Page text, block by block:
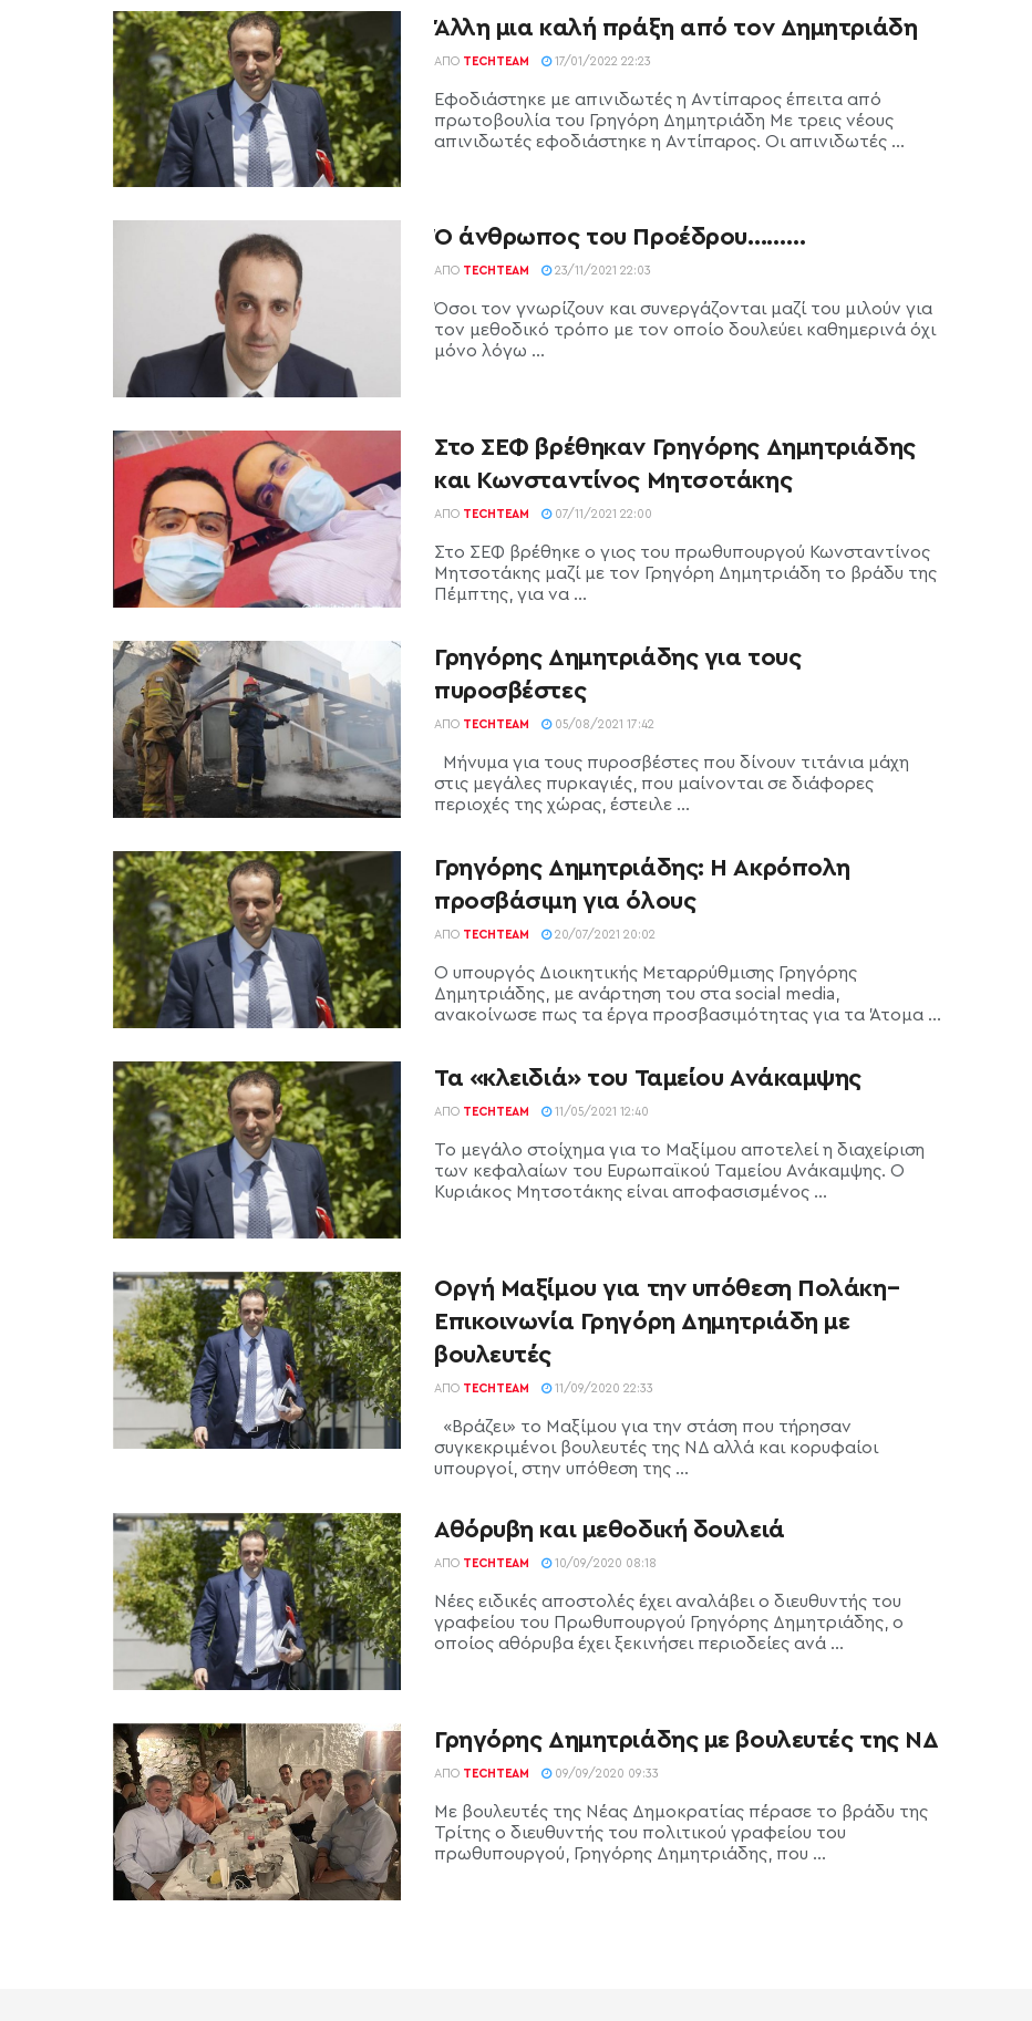
Άλλη μια καλή πράξη από τον Δημητριάδη
ΑΠΌ TECHTEAM 17/01/2022 22:23
Εφοδιάστηκε με απινιδωτές η Αντίπαρος έπειτα από
πρωτοβουλία του Γρηγόρη Δημητριάδη Με τρεις νέους
απινιδωτές εφοδιάστηκε η Αντίπαρος. Οι απινιδωτές ...
Ό άνθρωπος του Προέδρου………
ΑΠΌ TECHTEAM 23/11/2021 22:03
Όσοι τον γνωρίζουν και συνεργάζονται μαζί του μιλούν για
τον μεθοδικό τρόπο με τον οποίο δουλεύει καθημερινά όχι
μόνο λόγω ...
Στο ΣΕΦ βρέθηκαν Γρηγόρης Δημητριάδης
και Κωνσταντίνος Μητσοτάκης
ΑΠΌ TECHTEAM 07/11/2021 22:00
Στο ΣΕΦ βρέθηκε ο γιος του πρωθυπουργού Κωνσταντίνος
Μητσοτάκης μαζί με τον Γρηγόρη Δημητριάδη το βράδυ της
Πέμπτης, για να ...
Γρηγόρης Δημητριάδης για τους
πυροσβέστες
ΑΠΌ TECHTEAM 05/08/2021 17:42
Μήνυμα για τους πυροσβέστες που δίνουν τιτάνια μάχη
στις μεγάλες πυρκαγιές, που μαίνονται σε διάφορες
περιοχές της χώρας, έστειλε ...
Γρηγόρης Δημητριάδης: Η Ακρόπολη
προσβάσιμη για όλους
ΑΠΌ TECHTEAM 20/07/2021 20:02
Ο υπουργός Διοικητικής Μεταρρύθμισης Γρηγόρης
Δημητριάδης, με ανάρτηση του στα social media,
ανακοίνωσε πως τα έργα προσβασιμότητας για τα Άτομα ...
Τα «κλειδιά» του Ταμείου Ανάκαμψης
ΑΠΌ TECHTEAM 11/05/2021 12:40
Το μεγάλο στοίχημα για το Μαξίμου αποτελεί η διαχείριση
των κεφαλαίων του Ευρωπαϊκού Ταμείου Ανάκαμψης. Ο
Κυριάκος Μητσοτάκης είναι αποφασισμένος ...
Οργή Μαξίμου για την υπόθεση Πολάκη–
Επικοινωνία Γρηγόρη Δημητριάδη με
βουλευτές
ΑΠΌ TECHTEAM 11/09/2020 22:33
«Βράζει» το Μαξίμου για την στάση που τήρησαν
συγκεκριμένοι βουλευτές της ΝΔ αλλά και κορυφαίοι
υπουργοί, στην υπόθεση της ...
Αθόρυβη και μεθοδική δουλειά
ΑΠΌ TECHTEAM 10/09/2020 08:18
Νέες ειδικές αποστολές έχει αναλάβει ο διευθυντής του
γραφείου του Πρωθυπουργού Γρηγόρης Δημητριάδης, ο
οποίος αθόρυβα έχει ξεκινήσει περιοδείες ανά ...
Γρηγόρης Δημητριάδης με βουλευτές της ΝΔ
ΑΠΌ TECHTEAM 09/09/2020 09:33
Με βουλευτές της Νέας Δημοκρατίας πέρασε το βράδυ της
Τρίτης ο διευθυντής του πολιτικού γραφείου του
πρωθυπουργού, Γρηγόρης Δημητριάδης, που ...